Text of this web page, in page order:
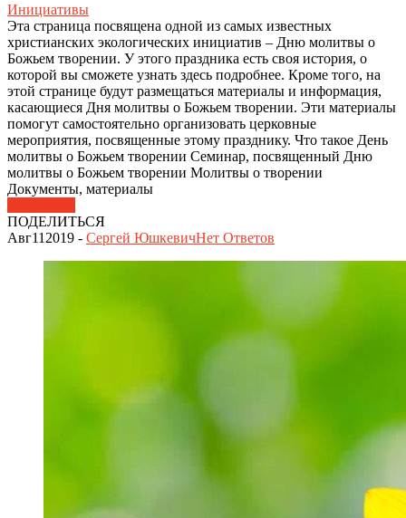
Инициативы
Эта страница посвящена одной из самых известных
христианских экологических инициатив – Дню молитвы о
Божьем творении. У этого праздника есть своя история, о
которой вы сможете узнать здесь подробнее. Кроме того, на
этой странице будут размещаться материалы и информация,
касающиеся Дня молитвы о Божьем творении. Эти материалы
помогут самостоятельно организовать церковные
мероприятия, посвященные этому празднику. Что такое День
молитвы о Божьем творении Семинар, посвященный Дню
молитвы о Божьем творении Молитвы о творении
Документы, материалы
ПОДЕЛИТЬСЯ
Авг11 2019 - Сергей ЮшкевичНет Ответов